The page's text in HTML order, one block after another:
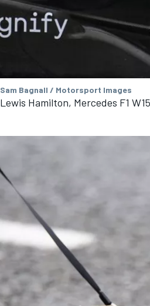
Sam Bagnall / Motorsport Images
Lewis Hamilton, Mercedes F1